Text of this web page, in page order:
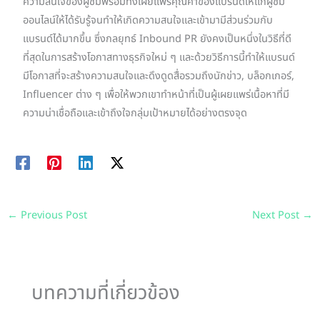
ออนไลน์ให้ได้รับรู้จนทำให้เกิดความสนใจและเข้ามามีส่วนร่วมกับ
แบรนด์ได้มากขึ้น ซึ่งกลยุทธ์ Inbound PR ยังคงเป็นหนึ่งในวิธีที่ดี
ที่สุดในการสร้างโอกาสทางธุรกิจใหม่ ๆ และด้วยวิธีการนี้ทำให้แบรนด์
มีโอกาสที่จะสร้างความสนใจและดึงดูดสื่อรวมถึงนักข่าว, บล็อกเกอร์,
Influencer ต่าง ๆ เพื่อให้พวกเขาทำหน้าที่เป็นผู้เผยแพร่เนื้อหาที่มี
ความน่าเชื่อถือและเข้าถึงใจกลุ่มเป้าหมายได้อย่างตรงจุด
← Previous Post Next Post →
บทความที่เกี่ยวข้อง